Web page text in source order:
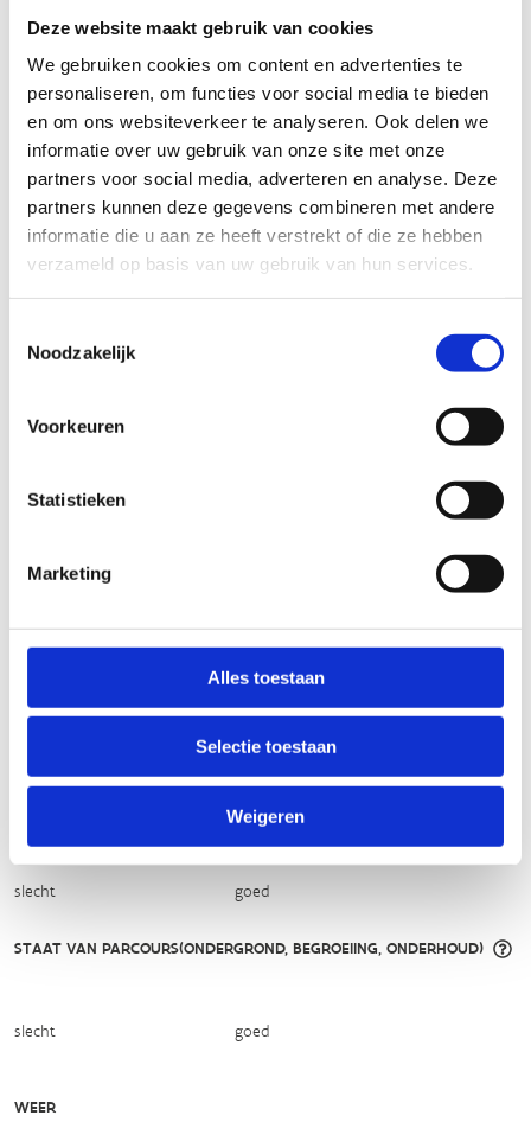
Deze website maakt gebruik van cookies
We gebruiken cookies om content en advertenties te
personaliseren, om functies voor social media te bieden
en om ons websiteverkeer te analyseren. Ook delen we
informatie over uw gebruik van onze site met onze
partners voor social media, adverteren en analyse. Deze
partners kunnen deze gegevens combineren met andere
informatie die u aan ze heeft verstrekt of die ze hebben
verzameld op basis van uw gebruik van hun services.
Noodzakelijk
Voorkeuren
Statistieken
Marketing
Alles toestaan
Selectie toestaan
Weigeren
Voor meer informatie over onze routestructuren, neem een
kijkje bij deFAQ .
Wil je een probleem melden op een route? Ga dan naar
hetRoutemeldpunt.
Heb je een vraag, contacteer ons via
sportievevrijetijd@sport.vlaanderen.​
slecht
slecht goed
TIP:ontbrekende signalisatie kan je melden via het
STAAT VAN PARCOURS(ONDERGROND, BEGROEIING, ONDERHOUD)
slecht goed
WEER